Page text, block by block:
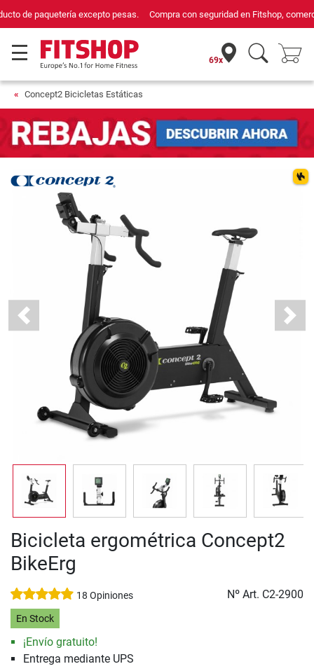
Compra con seguridad en Fitshop, comercio con sello de Confianza Online.
69x
Concept2 Bicicletas Estáticas
Previous Next
Bicicleta ergométrica Concept2
BikeErg
18 Opiniones Nº Art. C2-2900
En Stock
¡Envío gratuito!
Entrega mediante UPS